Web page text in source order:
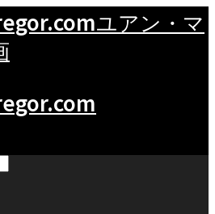
ユアン・マ